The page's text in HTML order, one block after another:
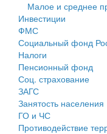
Фотоальбом
Проекты
Антимонопольный
Противодействие
среднего
Муниципальные
Контрольно-счетная
Персональные
Оценка
Малое и среднее
Инвестиции
ФМС
Социальный фонд
Налоги
Пенсионный фонд
Соц. страхование
ЗАГС
Занятость населения
ГО и ЧС
Противодействие